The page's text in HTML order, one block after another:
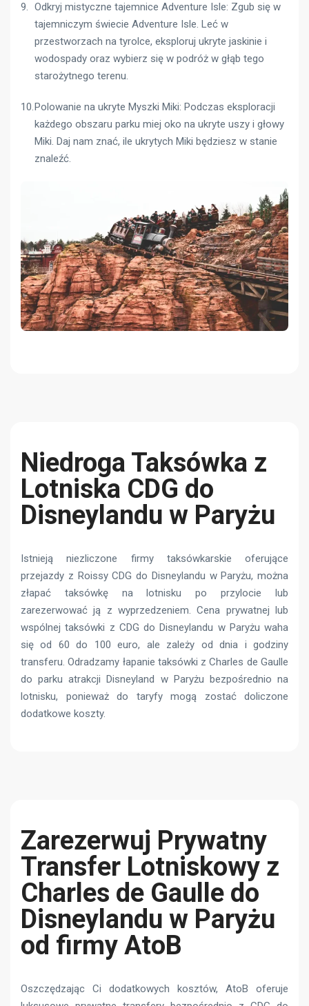
Odkryj mistyczne tajemnice Adventure Isle: Zgub się w
tajemniczym świecie Adventure Isle. Leć w
przestworzach na tyrolce, eksploruj ukryte jaskinie i
wodospady oraz wybierz się w podróż w głąb tego
starożytnego terenu.
Polowanie na ukryte Myszki Miki: Podczas eksploracji
każdego obszaru parku miej oko na ukryte uszy i głowy
Miki. Daj nam znać, ile ukrytych Miki będziesz w stanie
znaleźć.
Niedroga Taksówka z
Lotniska CDG do
Disneylandu w Paryżu
Istnieją niezliczone firmy taksówkarskie oferujące
przejazdy z Roissy CDG do Disneylandu w Paryżu, można
złapać taksówkę na lotnisku po przylocie lub
zarezerwować ją z wyprzedzeniem. Cena prywatnej lub
wspólnej taksówki z CDG do Disneylandu w Paryżu waha
się od 60 do 100 euro, ale zależy od dnia i godziny
transferu. Odradzamy łapanie taksówki z Charles de Gaulle
do parku atrakcji Disneyland w Paryżu bezpośrednio na
lotnisku, ponieważ do taryfy mogą zostać doliczone
dodatkowe koszty.
Zarezerwuj Prywatny
Transfer Lotniskowy z
Charles de Gaulle do
Disneylandu w Paryżu
od firmy AtoB
Oszczędzając Ci dodatkowych kosztów, AtoB oferuje